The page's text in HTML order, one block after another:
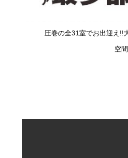
圧巻の全31室でお出迎え!!
空